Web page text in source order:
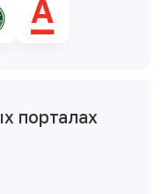
порталах